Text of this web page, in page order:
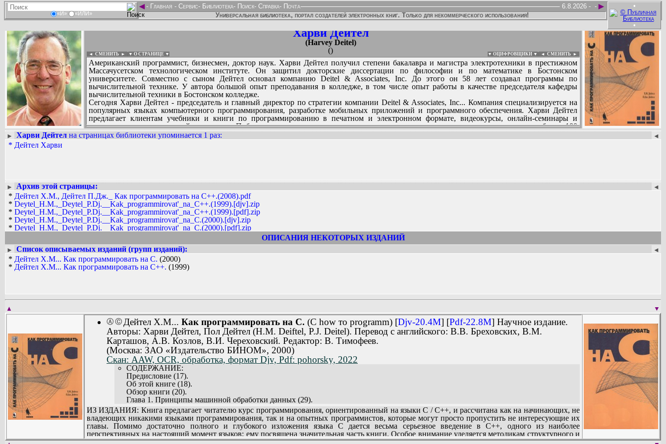
«И» «ИЛИ»
•
•
◄ ►
- Главная - Сервис- Библиотека- Поиск- Справка- Почта -
6.8.2026 -
Универсальная библиотека, портал создателей электронных книг. Только для некоммерческого использования!
Харви Дейтел
(Harvey Deitel)
()
◄ СМЕНИТЬ ► ▼ О СТРАНИЦЕ ▼ ▼ ОЦИФРОВЩИКИ ▼ ◄ СМЕНИТЬ ►
Американский программист, бизнесмен, доктор наук. Харви Дейтел получил степени бакалавра и магистра электротехники в престижном
Массачусетском технологическом институте. Он защитил докторские диссертации по философии и по математике в Бостонском
университете. Совместно с сыном Дейтел основал компанию Deitel & Associates, Inc. До этого он 58 лет создавал программы по
вычислительной технике. У автора большой опыт преподавания в колледже, в том числе опыт работы в качестве председателя кафедры
вычислительной техники в Бостонском колледже.
Сегодня Харви Дейтел - председатель и главный директор по стратегии компании Deitel & Associates, Inc... Компания специализируется на
популярных языках компьютерного программирования, разработке мобильных приложений и программного обеспечения. Харви Дейтел
предлагает клиентам учебники и книги по программированию в печатном и электронном формате, видеокурсы, онлайн-семинары и
интерактивные мультимедийные курсы. Публикации ведущих сотрудников компании получили международное признание: более 100
переводов книг опубликовано на японском, немецком, русском, испанском, французском, польском, итальянском, китайском, португальском,
греческом, урду и турецком языках. Книги авторов решают проблемы, стоящие перед современными айтишниками, они позволяют каждому
:
Вадим Ершов...
► ◄
Харви Дейтел на страницах библиотеки упоминается 1 раз:
* Дейтел Харви
► ◄
Архив этой страницы:
* Дейтел Х.М., Дейтел П.Дж._ Как программировать на C++.(2008).pdf
* Deytel_H.M.,_Deytel_P.Dj.__Kak_programmirovat'_na_C++.(1999).[djv].zip
* Deytel_H.M.,_Deytel_P.Dj.__Kak_programmirovat'_na_C++.(1999).[pdf].zip
* Deytel_H.M.,_Deytel_P.Dj.__Kak_programmirovat'_na_C.(2000).[djv].zip
* Deytel_H.M.,_Deytel_P.Dj.__Kak_programmirovat'_na_C.(2000).[pdf].zip
ОПИСАНИЯ НЕКОТОРЫХ ИЗДАНИЙ
► ◄
Список описываемых изданий (групп изданий):
* Дейтел Х.М... Как программировать на C. (2000)
* Дейтел Х.М... Как программировать на C++. (1999)
▼
▲
Ⓐ Ⓒ Дейтел Х.М... Как программировать на C. (C how то programm) [Djv-20.4M] [Pdf-22.8M] Научное издание.
Авторы: Харви Дейтел, Пол Дейтел (Н.М. Deiftel, P.J. Deitel). Перевод с английского: В.В. Бреховских, B.M.
Карташов, A.B. Козлов, В.И. Череховский. Редактор: В. Тимофеев.
(Москва: ЗАО «Издательство БИНОМ», 2000)
Скан: AAW, OCR, обработка, формат Djv, Pdf: pohorsky, 2022
СОДЕРЖАНИЕ:
Предисловие (17).
Об этой книге (18).
Обзор книги (20).
Глава 1. Принципы машинной обработки данных (29).
1.1. Введение (30).
1.2. Что такое компьютер? (32).
1.3. Внутренняя организация компьютера (33).
1.4. Пакетная обработка, мультипрограммирование и разделение времени (34).
1.5. Персональные вычисления, распределенные вычисления и вычисления в модели клиент/сервер (34).
ИЗ ИЗДАНИЯ: Книга предлагает читателю курс программирования, ориентированный на языки C / C++, и рассчитана как на начинающих, не
владеющих никакими языками программирования, так и на опытных программистов, которые могут просто пропустить не интересующие их
главы. Помимо достаточно полного и глубокого изложения языка С дается весьма серьезное введение в C++, одного из наиболее
перспективных на настоящий момент языков; ему посвящена значительная часть книги. Особое внимание уделяется методикам структурного и
объектно-ориентированного программирования больших программных систем. Примеры и многочисленные упражнения знакомят читателя с